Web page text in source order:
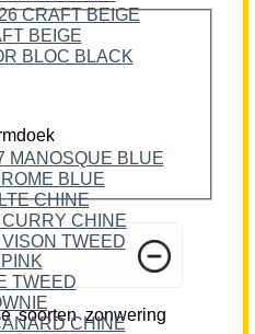
soorten zonwering